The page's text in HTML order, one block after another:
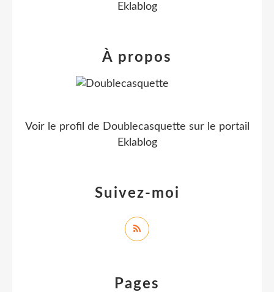
Pages
Eklablog
Suivez-moi
À propos
Voir le profil de Doublecasquette sur le portail
Eklablog